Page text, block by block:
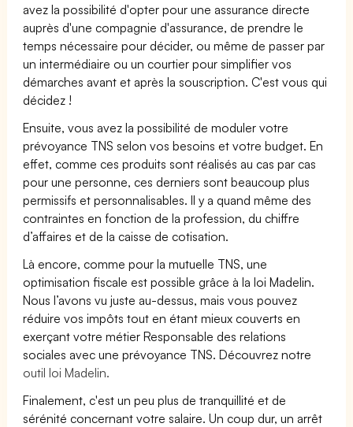
avez la possibilité d'opter pour une assurance directe
auprès d'une compagnie d'assurance, de prendre le
temps nécessaire pour décider, ou même de passer par
un intermédiaire ou un courtier pour simplifier vos
démarches avant et après la souscription. C'est vous qui
décidez !
Ensuite, vous avez la possibilité de moduler votre
prévoyance TNS selon vos besoins et votre budget. En
effet, comme ces produits sont réalisés au cas par cas
pour une personne, ces derniers sont beaucoup plus
permissifs et personnalisables. Il y a quand même des
contraintes en fonction de la profession, du chiffre
d’affaires et de la caisse de cotisation.
Là encore, comme pour la mutuelle TNS, une
optimisation fiscale est possible grâce à la loi Madelin.
Nous l’avons vu juste au-dessus, mais vous pouvez
réduire vos impôts tout en étant mieux couverts en
exerçant votre métier Responsable des relations
sociales avec une prévoyance TNS. Découvrez notre
outil loi Madelin.
Finalement, c'est un peu plus de tranquillité et de
sérénité concernant votre salaire. Un coup dur, un arrêt